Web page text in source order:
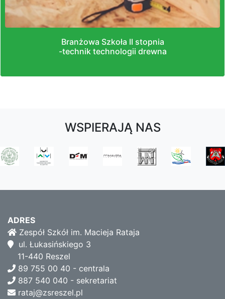
Branżowa Szkoła II stopnia
-technik technologii drewna
WSPIERAJĄ NAS
ADRES
Zespół Szkół im. Macieja Rataja
ul. Łukasińskiego 3
11-440 Reszel
89 755 00 40 - centrala
887 540 040 - sekretariat
rataj@zsreszel.pl